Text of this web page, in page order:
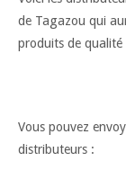
de Tagazou qui
produits de qualité
Vous pouvez
distributeurs :